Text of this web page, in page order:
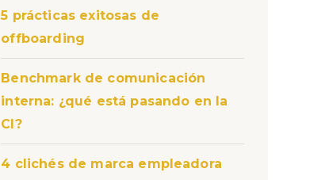
5 prácticas exitosas de
offboarding
Benchmark de comunicación
interna: ¿qué está pasando en la
CI?
4 clichés de marca empleadora